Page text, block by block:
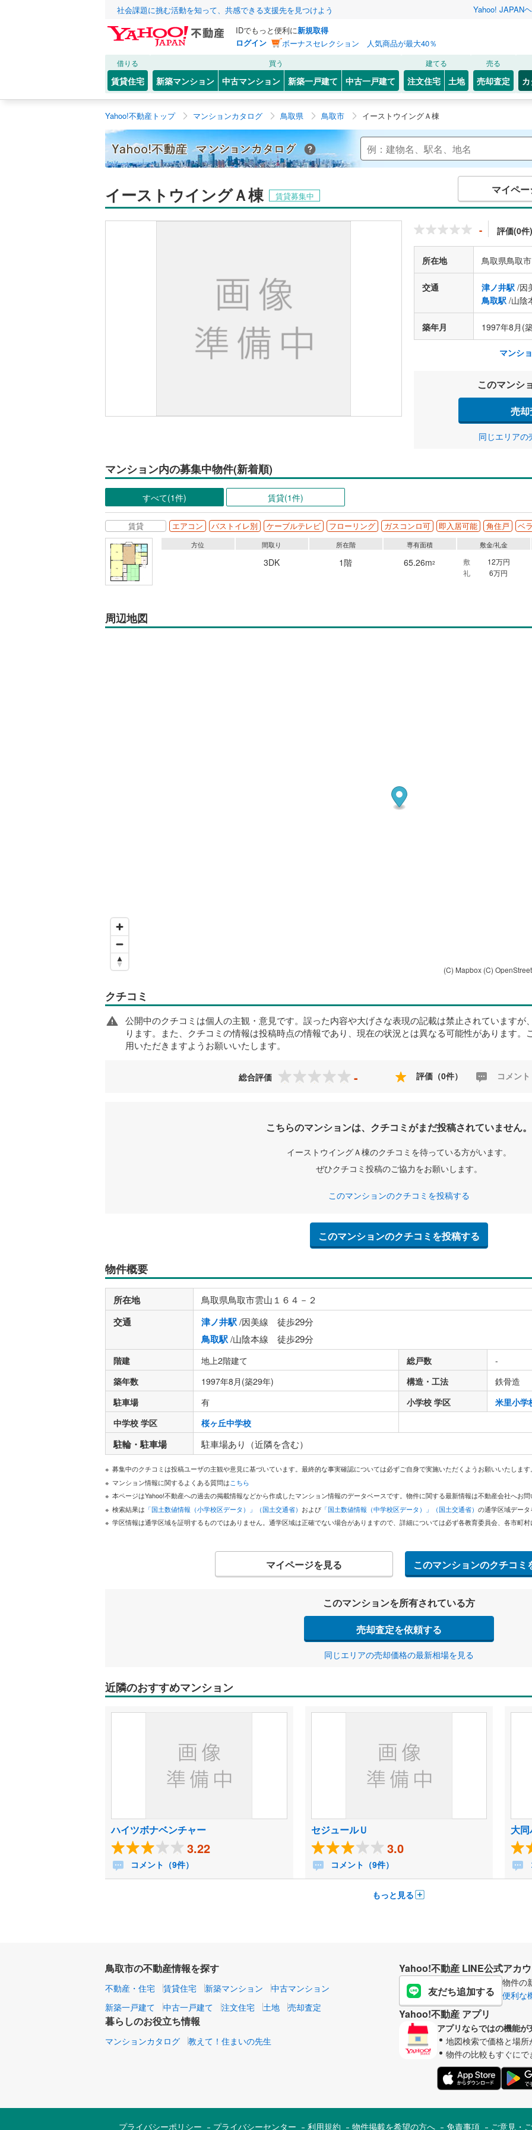
社会課題に挑む活動を知って、共感できる支援先を見つけよう Yahoo! JAPAN
IDでもっと便利に新規取得
ログイン
ボーナスセレクション 人気商品が最大40％
借りる
賃貸住宅
買う
新築マンション 中古マンション 新築一戸建て 中古一戸建て
建てる
注文住宅 土地
売る
売却査定
Yahoo!不動産トップ マンションカタログ 鳥取県 鳥取市 イーストウイングＡ棟
Yahoo!不動産 マンションカタログ
イーストウイングＡ棟 賃貸募集中 マイペー
- 評価(0件
所在地 鳥取県鳥取
交通 津ノ井駅 /因
鳥取駅 /山陰
築年月 1997年8月(
マンシ
このマンシ
売
同じエリアの
マンション内の募集中物件(新着順)
すべて(1件) 賃貸(1件)
賃貸 エアコン バストイレ別 ケーブルテレビ フローリング ガスコンロ可 即入居可能 角住戸 ベ
敷金/礼金
敷
12万円
礼
6万円
専有面積
65.26m2
所在階
1階
間取り
3DK
方位
周辺地図
(C) Mapbox (C)
クチコミ
公開中のクチコミは個人の主観・意見です。誤った内容や大げさな表現の記載は禁止されていますが
ります。また、クチコミの情報は投稿時点の情報であり、現在の状況とは異なる可能性があります
用いただきますようお願いいたします。
総合評価 - 評価（0件） コメン
こちらのマンションは、クチコミがまだ投稿されていません。
イーストウイングＡ棟のクチコミを待っている方がいます。
ぜひクチコミ投稿のご協力をお願いします。
このマンションのクチコミを投稿する
このマンションのクチコミを投稿する
物件概要
所在地 鳥取県鳥取市雲山１６４－２
交通 津ノ井駅/因美線 徒歩29分
鳥取駅/山陰本線 徒歩29分
階建 地上2階建て 総戸数
-
築年数
1997年8月(築29年) 構造・工法
鉄骨造
駐車場
有 小学校 学区
米里小学
中学校 学区
桜ヶ丘中学校
駐輪・駐車場 駐車場あり（近隣を含む）
募集中のクチコミは投稿ユーザの主観や意見に基づいています。最終的な事実確認については必ずご自身で実施いただくようお願いいたします
マンション情報に関するよくある質問はこちら
本ページはYahoo!不動産への過去の掲載情報などから作成したマンション情報のデータベースです。物件に関する最新情報は不動産会社へお
検索結果は 「国土数値情報（小学校区データ）」（国土交通省） および 「国土数値情報（中学校区データ）」（国土交通省） の通学区域デー
学区情報は通学区域を証明するものではありません。通学区域は正確でない場合がありますので、詳細については必ず各教育委員会、各市町
マイページを見る このマンションのクチコミ
このマンションを所有されている方
売却査定を依頼する
同じエリアの売却価格の最新相場を見る
近隣のおすすめマンション
ハイツボナベンチャー
3.22
コメント（9件）
セジュールＵ
3.0
コメント（9件）
大
もっと見る
鳥取市の不動産情報を探す
不動産・住宅 賃貸住宅 新築マンション
中古マンション
新築一戸建て
中古一戸建て 注文住宅 土地 売却査定
暮らしのお役立ち情報
マンションカタログ 教えて！住まいの先生
Yahoo!不動産 LINE公式アカ
友だち追加する
物件の
便利な
Yahoo!不動産 アプリ
アプリならではの機能が
地図検索で価格と場
物件の比較もすぐにで
プライバシーポリシー プライバシーセンター 利用規約 物件掲載を希望の方へ 免責事項 ご意見・